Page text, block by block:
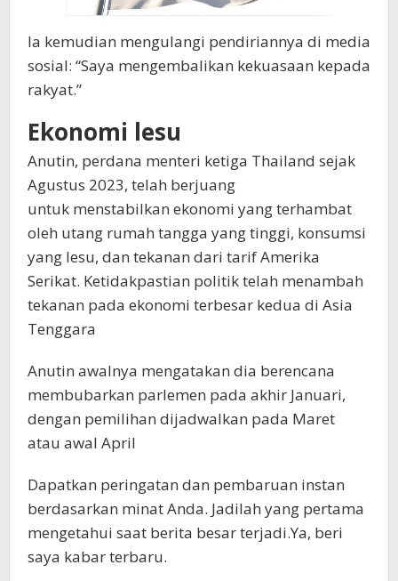
Ia kemudian mengulangi pendiriannya di media
sosial: “Saya mengembalikan kekuasaan kepada
rakyat.”
Ekonomi lesu
Anutin, perdana menteri ketiga Thailand sejak
Agustus 2023, telah berjuang
untuk menstabilkan ekonomi yang terhambat
oleh utang rumah tangga yang tinggi, konsumsi
yang lesu, dan tekanan dari tarif Amerika
Serikat. Ketidakpastian politik telah menambah
tekanan pada ekonomi terbesar kedua di Asia
Tenggara
Anutin awalnya mengatakan dia berencana
membubarkan parlemen pada akhir Januari,
dengan pemilihan dijadwalkan pada Maret
atau awal April
Dapatkan peringatan dan pembaruan instan
berdasarkan minat Anda. Jadilah yang pertama
mengetahui saat berita besar terjadi.Ya, beri
saya kabar terbaru.